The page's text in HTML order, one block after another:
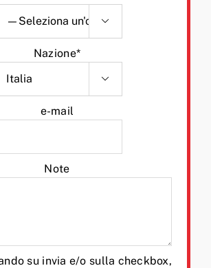

Nazione*

e-mail
Note
su invia e/o sulla checkbox,